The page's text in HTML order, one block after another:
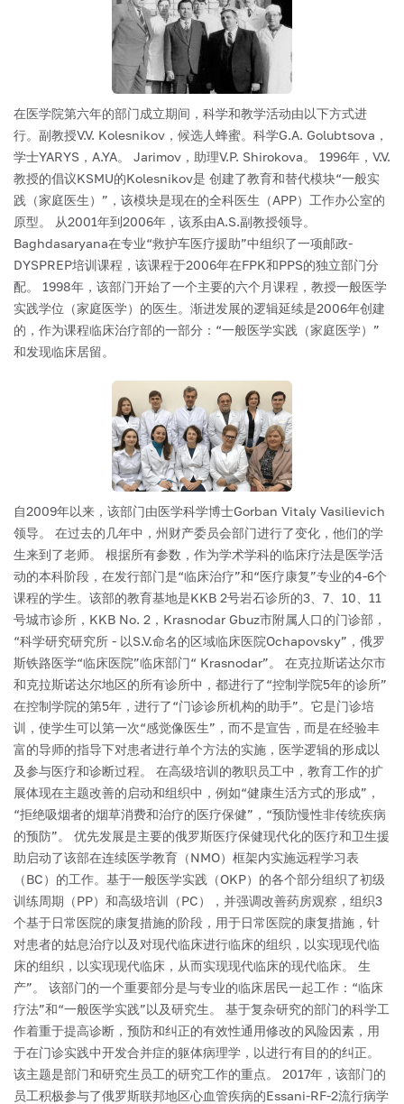
在医学院第六年的部门成立期间，科学和教学活动由以下方式进
行。副教授V.V. Kolesnikov，候选人蜂蜜。科学G.A. Golubtsova，
学士YARYS，A.YA。 Jarimov，助理V.P. Shirokova。
1996年，V.V.
教授的倡议KSMU的Kolesnikov是 创建了教育和替代模块“一般实
践（家庭医生）”，该模块是现在的全科医生（APP）工作办公室的
原型。
从2001年到2006年，该系由A.S.副教授领导。
Baghdasaryana在专业“救护车医疗援助”中组织了一项邮政-
DYSPREP培训课程，该课程于2006年在FPK和PPS的独立部门分
配。
1998年，该部门开始了一个主要的六个月课程，教授一般医学
实践学位（家庭医学）的医生。渐进发展的逻辑延续是2006年创建
的，作为课程临床治疗部的一部分：“一般医学实践（家庭医学）”
和发现临床居留。
自2009年以来，该部门由医学科学博士Gorban Vitaly Vasilievich
领导。
在过去的几年中，州财产委员会部门进行了变化，他们的学
生来到了老师。
根据所有参数，作为学术学科的临床疗法是医学活
动的本科阶段，在发行部门是“临床治疗”和“医疗康复”专业的4-6个
课程的学生。该部的教育基地是KKB 2号岩石诊所的3、7、10、11
号城市诊所，KKB No. 2，Krasnodar Gbuz市附属人口的门诊部，
“科学研究研究所 - 以S.V.命名的区域临床医院Ochapovsky”，俄罗
斯铁路医学“临床医院”临床部门“ Krasnodar”。
在克拉斯诺达尔市
和克拉斯诺达尔地区的所有诊所中，都进行了“控制学院5年的诊所”
在控制学院的第5年，进行了“门诊诊所机构的助手”。它是门诊培
训，使学生可以第一次“感觉像医生”，而不是宣告，而是在经验丰
富的导师的指导下对患者进行单个方法的实施，医学逻辑的形成以
及参与医疗和诊断过程。
在高级培训的教职员工中，教育工作的扩
展体现在主题改善的启动和组织中，例如“健康生活方式的形成”，
“拒绝吸烟者的烟草消费和治疗的医疗保健”，“预防慢性非传统疾病
的预防”。
优先发展是主要的俄罗斯医疗保健现代化的医疗和卫生援
助启动了该部在连续医学教育（NMO）框架内实施远程学习表
（BC）的工作。基于一般医学实践（OKP）的各个部分组织了初级
训练周期（PP）和高级培训（PC），并强调改善药房观察，组织3
个基于日常医院的康复措施的阶段，用于日常医院的康复措施，针
对患者的姑息治疗以及对现代临床进行临床的组织，以实现现代临
床的组织，以实现现代临床，从而实现现代临床的现代临床。 生
产”。
该部门的一个重要部分是与专业的临床居民一起工作：“临床
疗法”和“一般医学实践”以及研究生。
基于复杂研究的部门的科学工
作着重于提高诊断，预防和纠正的有效性通用修改的风险因素，用
于在门诊实践中开发合并症的躯体病理学，以进行有目的的纠正。
该主题是部门和研究生员工的研究工作的重点。 2017年，该部门的
员工积极参与了俄罗斯联邦地区心血管疾病的Essani-RF-2流行病学